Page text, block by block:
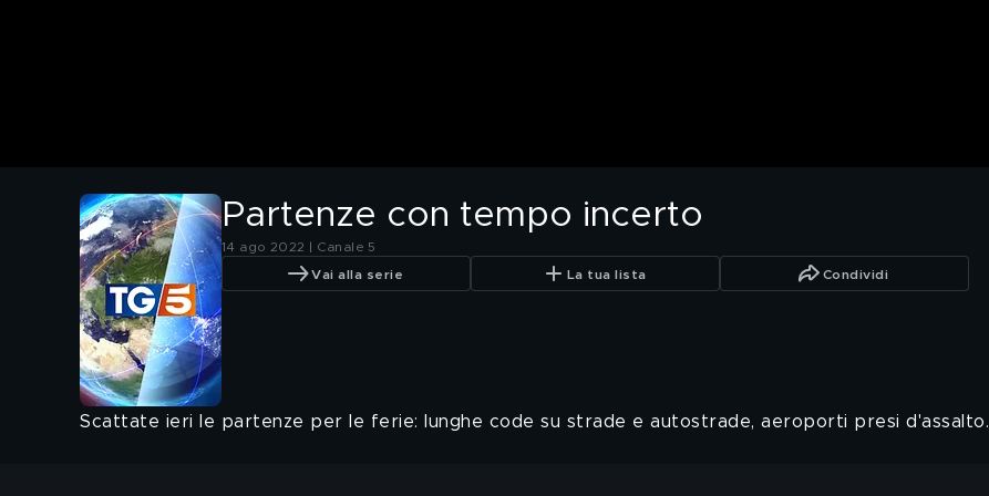
Partenze con tempo incerto
14 ago 2022 | Canale 5
Vai alla serie La tua lista Condividi
Scattate ieri le partenze per le ferie: lunghe code su strade e autostrade, aeroporti presi d'assalto.